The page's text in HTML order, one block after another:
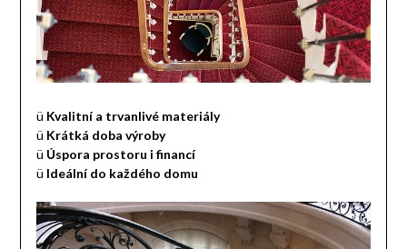
ü Kvalitní a trvanlivé materiály
ü Krátká doba výroby
ü Úspora prostoru i financí
ü Ideální do každého domu